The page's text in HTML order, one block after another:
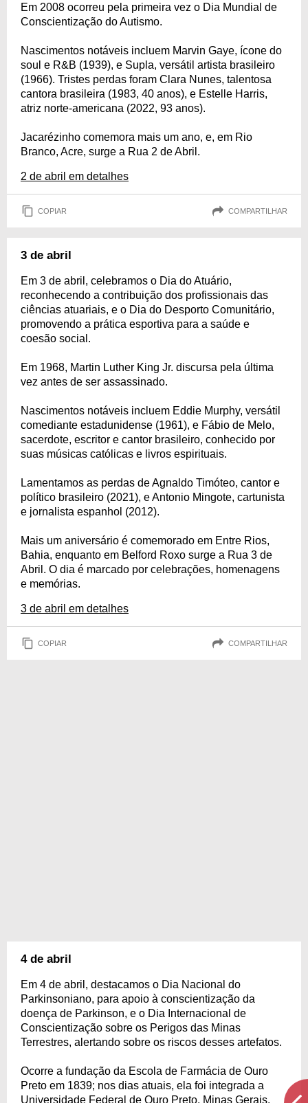
Em 2008 ocorreu pela primeira vez o Dia Mundial de
Conscientização do Autismo.
Nascimentos notáveis incluem Marvin Gaye, ícone do
soul e R&B (1939), e Supla, versátil artista brasileiro
(1966). Tristes perdas foram Clara Nunes, talentosa
cantora brasileira (1983, 40 anos), e Estelle Harris,
atriz norte-americana (2022, 93 anos).
Jacarézinho comemora mais um ano, e, em Rio
Branco, Acre, surge a Rua 2 de Abril.
2 de abril em detalhes
COPIAR COMPARTILHAR
3 de abril
Em 3 de abril, celebramos o Dia do Atuário,
reconhecendo a contribuição dos profissionais das
ciências atuariais, e o Dia do Desporto Comunitário,
promovendo a prática esportiva para a saúde e
coesão social.
Em 1968, Martin Luther King Jr. discursa pela última
vez antes de ser assassinado.
Nascimentos notáveis incluem Eddie Murphy, versátil
comediante estadunidense (1961), e Fábio de Melo,
sacerdote, escritor e cantor brasileiro, conhecido por
suas músicas católicas e livros espirituais.
Lamentamos as perdas de Agnaldo Timóteo, cantor e
político brasileiro (2021), e Antonio Mingote, cartunista
e jornalista espanhol (2012).
Mais um aniversário é comemorado em Entre Rios,
Bahia, enquanto em Belford Roxo surge a Rua 3 de
Abril. O dia é marcado por celebrações, homenagens
e memórias.
3 de abril em detalhes
COPIAR COMPARTILHAR
4 de abril
Em 4 de abril, destacamos o Dia Nacional do
Parkinsoniano, para apoio à conscientização da
doença de Parkinson, e o Dia Internacional de
Conscientização sobre os Perigos das Minas
Terrestres, alertando sobre os riscos desses artefatos.
Ocorre a fundação da Escola de Farmácia de Ouro
Preto em 1839; nos dias atuais, ela foi integrada a
Universidade Federal de Ouro Preto, Minas Gerais.